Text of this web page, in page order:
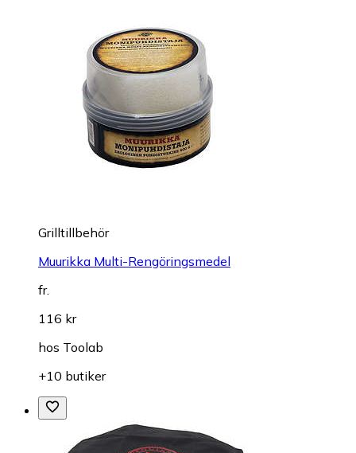
Grilltillbehör
Muurikka Multi-Rengöringsmedel
fr.
116 kr
hos Toolab
+10 butiker